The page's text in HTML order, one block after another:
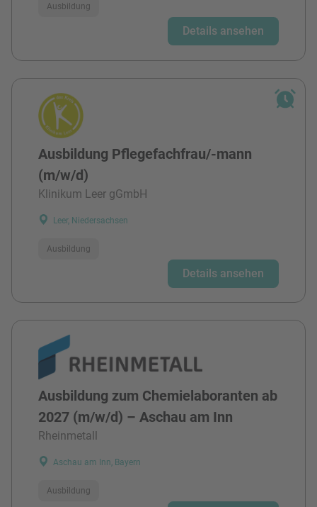
Ausbildung
Details ansehen
Ausbildung Pflegefachfrau/-mann
(m/w/d)
Klinikum Leer gGmbH
Leer, Niedersachsen
Ausbildung
Details ansehen
Ausbildung zum Chemielaboranten ab
2027 (m/w/d) – Aschau am Inn
Rheinmetall
Aschau am Inn, Bayern
Ausbildung